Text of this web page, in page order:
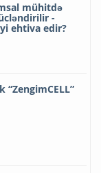
mühitdə
-
ehtiva edir?